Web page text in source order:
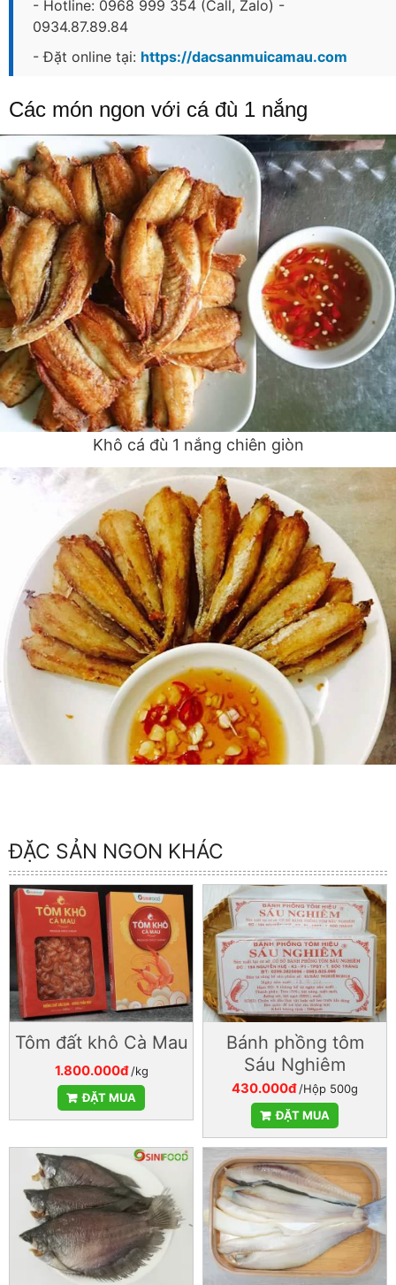
- Hotline: 0968 999 354 (Call, Zalo) -
0934.87.89.84
- Đặt online tại: https://dacsanmuicamau.com
Các món ngon với cá đù 1 nắng
Khô cá đù 1 nắng chiên giòn
ĐẶC SẢN NGON KHÁC
Tôm đất khô Cà Mau
1.800.000đ /kg
ĐẶT MUA
Bánh phồng tôm
Sáu Nghiêm
430.000đ/Hộp 500g
ĐẶT MUA